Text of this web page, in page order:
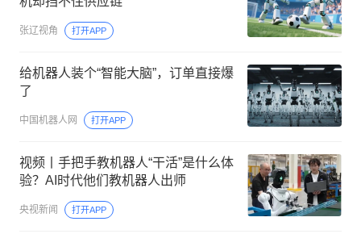
张辽视角 打开APP
给机器人装个“智能大脑”，订单直接爆
了
中国机器人网 打开APP
视频丨手把手教机器人“干活”是什么体
验？AI时代他们教机器人出师
央视新闻 打开APP